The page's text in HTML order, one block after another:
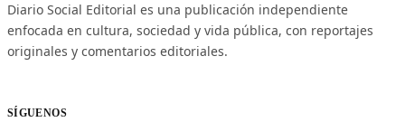
Diario Social Editorial es una publicación independiente
enfocada en cultura, sociedad y vida pública, con reportajes
originales y comentarios editoriales.
SÍGUENOS